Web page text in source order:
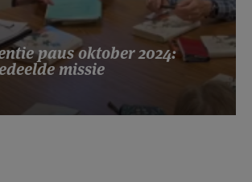
paus oktober 2024:
missie